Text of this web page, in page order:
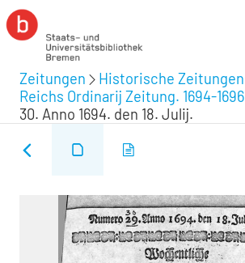
Zeitungen Historische Zeitungen
Reichs Ordinarij Zeitung. 1694-1696
30. Anno 1694. den 18. Julij.